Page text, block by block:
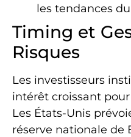
les tendances
Timing et
Risques
Les investisseurs
intérêt croissant
Les États-Unis
réserve nationale de